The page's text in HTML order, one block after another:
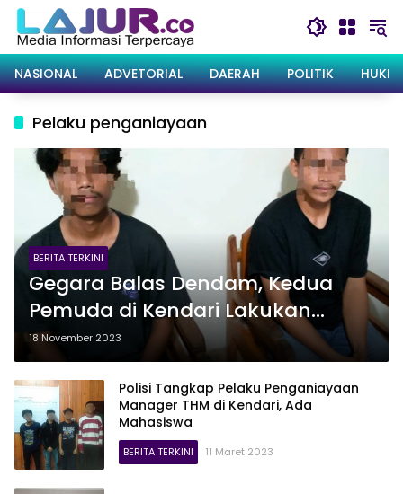
Langsung
konten
NASIONAL
ADVETORIAL DAERAH POLITIK
Pelaku penganiayaan
BERITA TERKINI
Gegara Balas Dendam, Kedua
Pemuda di Kendari Lakukan
Penganiayaan Berujung
Ditangkap Polisi
18 November 2023
Polisi Tangkap Pelaku Penganiayaan
Manager THM di Kendari, Ada
Mahasiswa
BERITA TERKINI 11 Maret 2023